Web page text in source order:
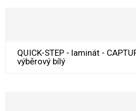
QUICK-STEP - laminát -
výběrový bílý